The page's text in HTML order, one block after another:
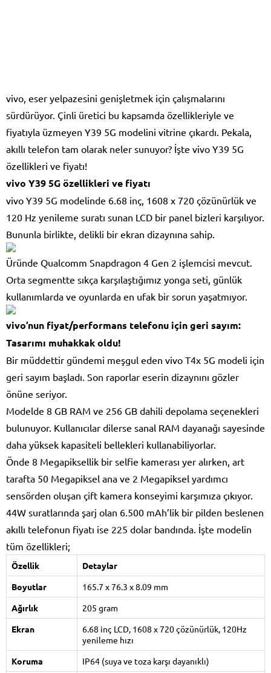
vivo, eser yelpazesini genişletmek için çalışmalarını
sürdürüyor. Çinli üretici bu kapsamda özellikleriyle ve
fiyatıyla üzmeyen Y39 5G modelini vitrine çıkardı. Pekala,
akıllı telefon tam olarak neler sunuyor? İşte vivo Y39 5G
özellikleri ve fiyatı!
vivo Y39 5G özellikleri ve fiyatı
vivo Y39 5G modelinde 6.68 inç, 1608 x 720 çözünürlük ve
120 Hz yenileme suratı sunan LCD bir panel bizleri karşılıyor.
Bununla birlikte, delikli bir ekran dizaynına sahip.
Üründe Qualcomm Snapdragon 4 Gen 2 işlemcisi mevcut.
Orta segmentte sıkça karşılaştığımız yonga seti, günlük
kullanımlarda ve oyunlarda en ufak bir sorun yaşatmıyor.
vivo’nun fiyat/performans telefonu için geri sayım:
Tasarımı muhakkak oldu!
Bir müddettir gündemi meşgul eden vivo T4x 5G modeli için
geri sayım başladı. Son raporlar eserin dizaynını gözler
önüne seriyor.
Modelde 8 GB RAM ve 256 GB dahili depolama seçenekleri
bulunuyor. Kullanıcılar dilerse sanal RAM dayanağı sayesinde
daha yüksek kapasiteli bellekleri kullanabiliyorlar.
Önde 8 Megapiksellik bir selfie kamerası yer alırken, art
tarafta 50 Megapiksel ana ve 2 Megapiksel yardımcı
sensörden oluşan çift kamera konseyimi karşımıza çıkıyor.
44W suratlarında şarj olan 6.500 mAh’lik bir pilden beslenen
akıllı telefonun fiyatı ise 225 dolar bandında. İşte modelin
tüm özellikleri;
Özellik
Detaylar
Boyutlar
165.7 x 76.3 x 8.09 mm
Ağırlık
205 gram
Ekran
6.68 inç LCD, 1608 x 720 çözünürlük, 120Hz
yenileme hızı
Koruma
IP64 (suya ve toza karşı dayanıklı)